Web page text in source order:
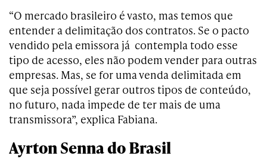
“O mercado brasileiro é vasto, mas temos que
entender a delimitação dos contratos. Se o pacto
vendido pela emissora já contempla todo esse
tipo de acesso, eles não podem vender para outras
empresas. Mas, se for uma venda delimitada em
que seja possível gerar outros tipos de conteúdo,
no futuro, nada impede de ter mais de uma
transmissora”, explica Fabiana.
Ayrton Senna do Brasil